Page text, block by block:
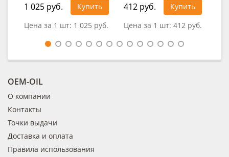
1 025 руб.
Купить
Цена за 1 шт: 1 025 руб.
412 руб.
Купить
Цена за 1 шт: 412 руб.
OEM-OIL
О компании
Контакты
Точки выдачи
Доставка и оплата
Правила использования